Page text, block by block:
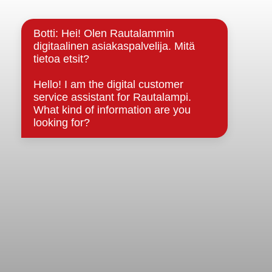
Strategiat, ohjelmat, ohjeet, suunnitelmat, säännöt ja
sopimukset
Asiakirjajulkisuuskuvaus
Evästeet
Saavutettavuusseloste
Tietosuoja
Tietosuojaselosteet